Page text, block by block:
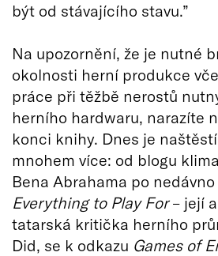
být od stávajícího stavu.”
Na upozornění, že je nutné
okolnosti herní produkce
práce při těžbě nerostů
herního hardwaru, narazíte
konci knihy. Dnes je
mnohem více: od blogu
Bena Abrahama po
Everything to Play For– její
tatarská kritička herního
Did, se k odkazu Games of